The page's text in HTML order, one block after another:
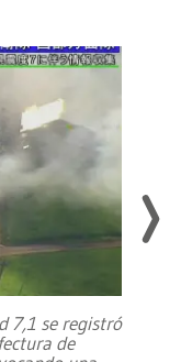
7,1 se registró
de